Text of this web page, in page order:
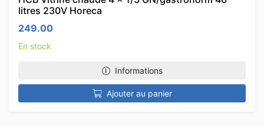
litres 230V Horeca
249.00
En stock
Informations
Ajouter au panier